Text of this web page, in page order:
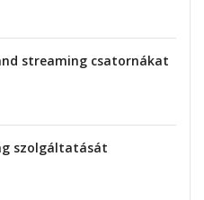
streaming csatornákat
szolgáltatását